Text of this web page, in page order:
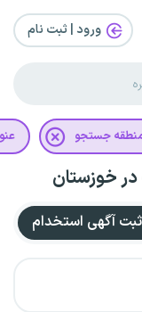
ورود | ثبت‌ نام
جستجو
خوزستان
ثبت آگهی استخدام